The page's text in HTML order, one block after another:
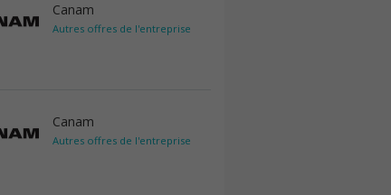
Canam
Autres offres de l'entreprise
Canam
Autres offres de l'entreprise